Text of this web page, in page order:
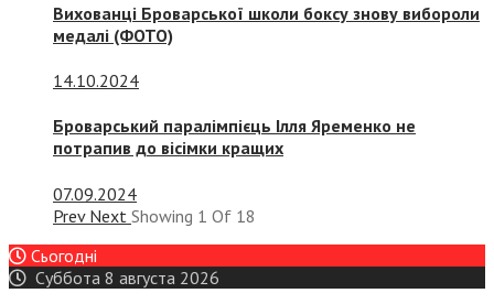
Вихованці Броварської школи боксу знову вибороли
медалі (ФОТО)
14.10.2024
Броварський паралімпієць Ілля Яременко не
потрапив до вісімки кращих
07.09.2024
Prev Next Showing 1 Of 18
Сьогодні
Суббота 8 августа 2026